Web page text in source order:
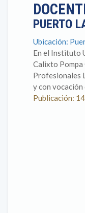
PUERTO
Ubicación:
En el Instituto
Calixto Pompa
Profesionales
y con vocación
Publicación: